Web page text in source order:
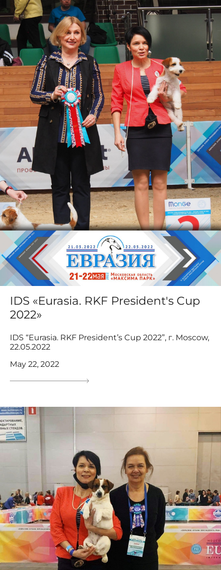
IDS «Eurasia. RKF President's Cup
2022»
IDS “Eurasia. RKF President’s Cup 2022”, г. Moscow,
22.05.2022
May 22, 2022